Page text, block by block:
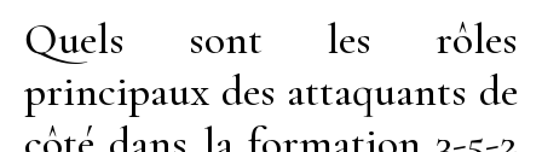
Quels sont les rôles
principaux des attaquants de